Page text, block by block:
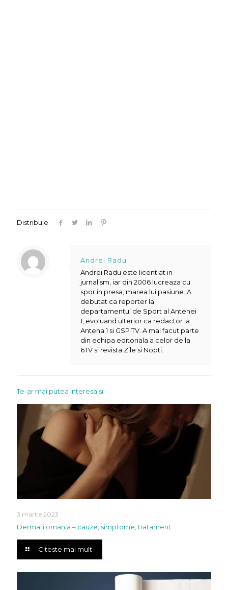
Distribuie
Andrei Radu
Andrei Radu este licentiat in
jurnalism, iar din 2006 lucreaza cu
spor in presa, marea lui pasiune. A
debutat ca reporter la
departamentul de Sport al Antenei
1, evoluand ulterior ca redactor la
Antena 1 si GSP TV. A mai facut parte
din echipa editoriala a celor de la
6TV si revista Zile si Nopti.
Te-ar mai putea interesa si:
3 martie 2023
Dermatilomania – cauze, simptome, tratament
Citeste mai mult